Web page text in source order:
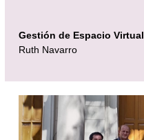
Gestión de Espacio Virtual
Ruth Navarro